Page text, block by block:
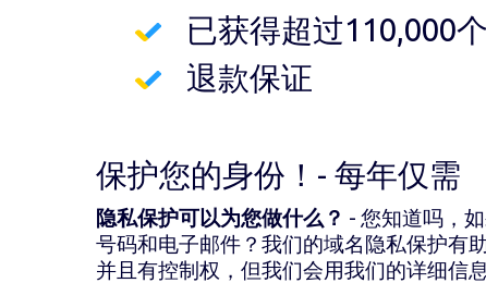
已获得超过110,000
退款保证
保护您的身份！- 每年仅需
隐私保护可以为您做什么？ - 您知道吗，
号码和电子邮件？我们的域名隐私保护有
并且有控制权，但我们会用我们的详细信